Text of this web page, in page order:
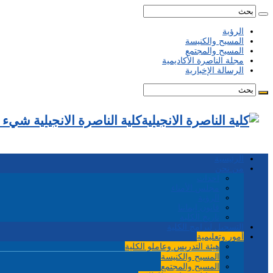
الرؤية
المسيح والكنيسة
المسيح والمجتمع
مجلة الناصرة الأكاديمية
الرسالة الإخبارية
كلية الناصرة الانجيلية
أمور وتعليمية
هيئة التدريس وعاملو الكلية
المسيح والكنيسة
المسيح والمجتمع